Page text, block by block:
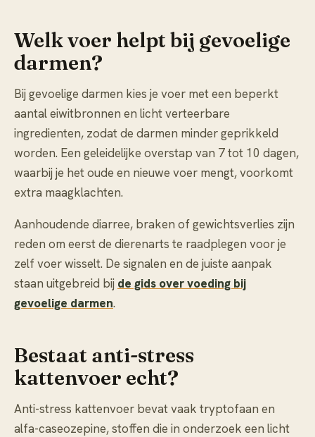
Welk voer helpt bij gevoelige
darmen?
Bij gevoelige darmen kies je voer met een beperkt
aantal eiwitbronnen en licht verteerbare
ingredienten, zodat de darmen minder geprikkeld
worden. Een geleidelijke overstap van 7 tot 10 dagen,
waarbij je het oude en nieuwe voer mengt, voorkomt
extra maagklachten.
Aanhoudende diarree, braken of gewichtsverlies zijn
reden om eerst de dierenarts te raadplegen voor je
zelf voer wisselt. De signalen en de juiste aanpak
staan uitgebreid bij de gids over voeding bij
gevoelige darmen.
Bestaat anti-stress
kattenvoer echt?
Anti-stress kattenvoer bevat vaak tryptofaan en
alfa-caseozepine, stoffen die in onderzoek een licht